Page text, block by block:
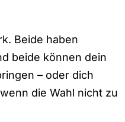
Beide haben
beide können dein
– oder dich
die Wahl nicht zu